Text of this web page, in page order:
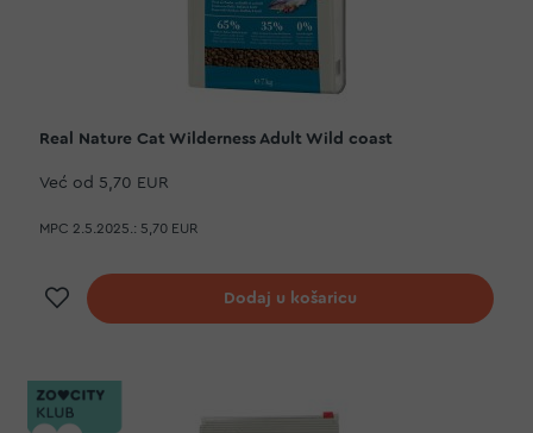
Real Nature Cat Wilderness Adult Wild coast
Već od 5,70 EUR
MPC 2.5.2025.: 5,70 EUR
Dodaj na listu želja
Dodaj u košaricu